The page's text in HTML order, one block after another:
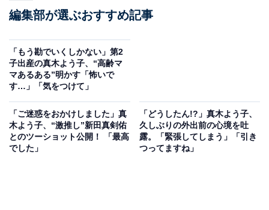
編集部が選ぶおすすめ記事
「もう勘でいくしかない」第2
子出産の真木よう子、“高齢マ
マあるある”明かす「怖いで
す…」「気をつけて」
「ご迷惑をおかけしました」真
木よう子、“激推し”新田真剣佑
とのツーショット公開！ 「最高
でした」
「どうしたん!?」真木よう子、
久しぶりの外出前の心境を吐
露。「緊張してしまう」「引き
つってますね」